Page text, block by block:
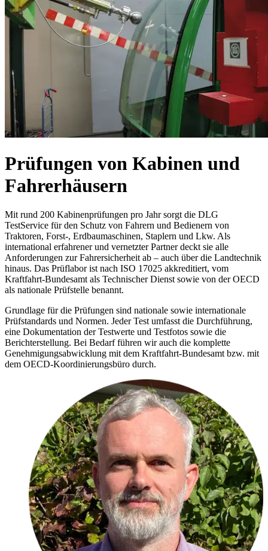
Prüfungen von Kabinen und
Fahrerhäusern
Mit rund 200 Kabinenprüfungen pro Jahr sorgt die DLG
TestService für den Schutz von Fahrern und Bedienern von
Traktoren, Forst-, Erdbaumaschinen, Staplern und Lkw. Als
international erfahrener und vernetzter Partner deckt sie alle
Anforderungen zur Fahrersicherheit ab – auch über die Landtechnik
hinaus. Das Prüflabor ist nach ISO 17025 akkreditiert, vom
Kraftfahrt-Bundesamt als Technischer Dienst sowie von der OECD
als nationale Prüfstelle benannt.
Grundlage für die Prüfungen sind nationale sowie internationale
Prüfstandards und Normen. Jeder Test umfasst die Durchführung,
eine Dokumentation der Testwerte und Testfotos sowie die
Berichterstellung. Bei Bedarf führen wir auch die komplette
Genehmigungsabwicklung mit dem Kraftfahrt-Bundesamt bzw. mit
dem OECD-Koordinierungsbüro durch.